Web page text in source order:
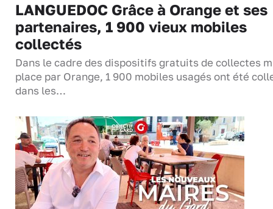
LANGUEDOC Grâce à Orange et ses
partenaires, 1 900 vieux mobiles
collectés
Dans le cadre des dispositifs gratuits de collectes
place par Orange, 1 900 mobiles usagés ont été
dans les…